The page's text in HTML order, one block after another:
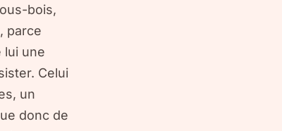
bois,
parce
lui une
Celui
un
donc de